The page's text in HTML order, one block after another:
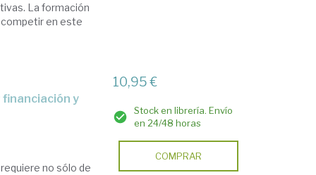
La formación
en este
no sólo de
10,95 €
Stock en librería. Envío
en 24/48 horas
COMPRAR